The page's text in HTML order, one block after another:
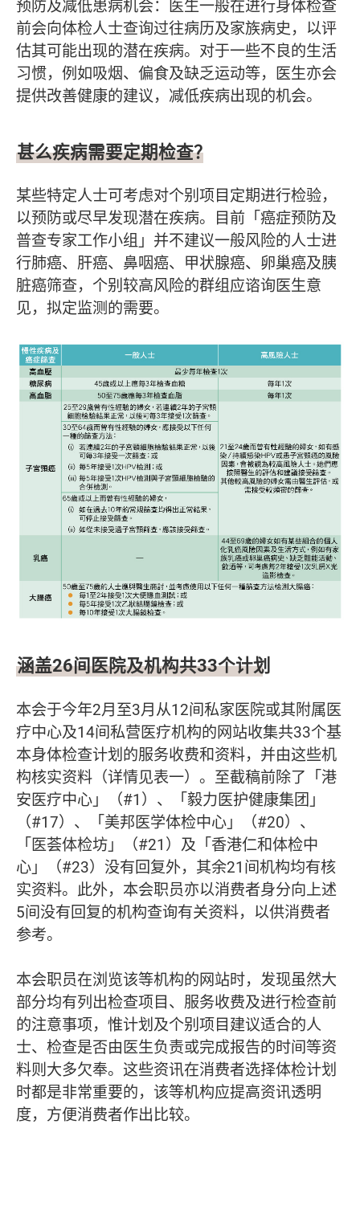
预防及减低患病机会：医生一般在进行身体检查
前会向体检人士查询过往病历及家族病史，以评
估其可能出现的潜在疾病。对于一些不良的生活
习惯，例如吸烟、偏食及缺乏运动等，医生亦会
提供改善健康的建议，减低疾病出现的机会。
甚么疾病需要定期检查？
某些特定人士可考虑对个别项目定期进行检验，
以预防或尽早发现潜在疾病。目前「癌症预防及
普查专家工作小组」并不建议一般风险的人士进
行肺癌、肝癌、鼻咽癌、甲状腺癌、卵巢癌及胰
脏癌筛查，个别较高风险的群组应谘询医生意
见，拟定监测的需要。
涵盖26间医院及机构共33个计划
本会于今年2月至3月从12间私家医院或其附属医
疗中心及14间私营医疗机构的网站收集共33个基
本身体检查计划的服务收费和资料，并由这些机
构核实资料（详情见表一）。至截稿前除了「港
安医疗中心」（#1）、「毅力医护健康集团」
（#17）、「美邦医学体检中心」（#20）、
「医荟体检坊」（#21）及「香港仁和体检中
心」（#23）没有回复外，其余21间机构均有核
实资料。此外，本会职员亦以消费者身分向上述
5间没有回复的机构查询有关资料，以供消费者
参考。
本会职员在浏览该等机构的网站时，发现虽然大
部分均有列出检查项目、服务收费及进行检查前
的注意事项，惟计划及个别项目建议适合的人
士、检查是否由医生负责或完成报告的时间等资
料则大多欠奉。这些资讯在消费者选择体检计划
时都是非常重要的，该等机构应提高资讯透明
度，方便消费者作出比较。